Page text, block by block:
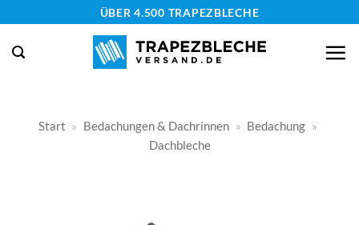
springen
ÜBER 4.500 TRAPEZBLECHE
Start » Bedachungen & Dachrinnen » Bedachung »
Dachbleche